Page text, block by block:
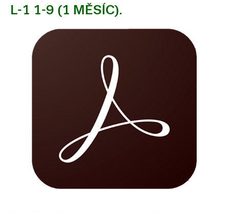
L-1 1-9 (1 MĚSÍC).